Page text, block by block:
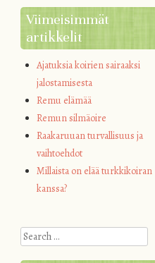
Viimeisimmät
artikkelit
Ajatuksia koirien sairaaksi
jalostamisesta
Remu elämää
Remun silmäoire
Raakaruuan turvallisuus ja
vaihtoehdot
Millaista on elää turkkikoiran
kanssa?
Search